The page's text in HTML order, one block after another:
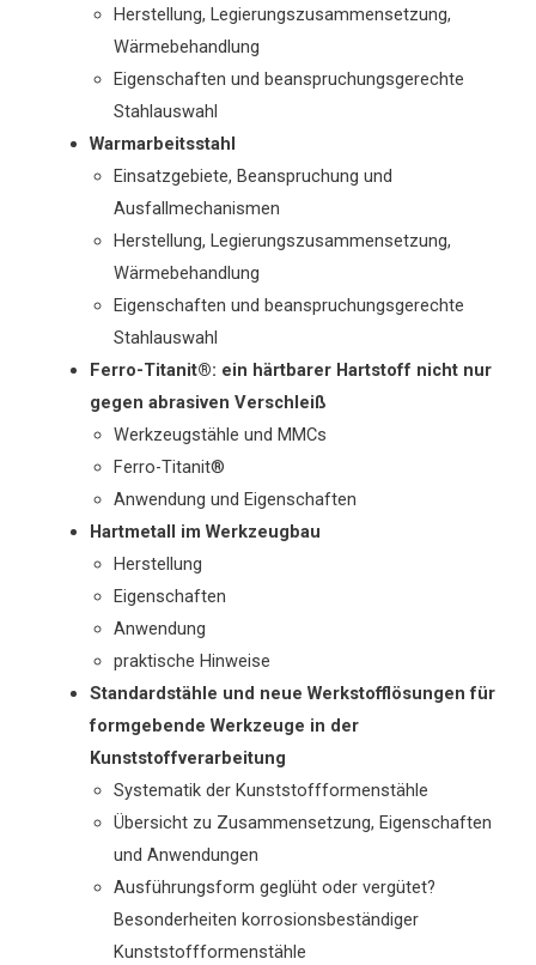
Herstellung, Legierungszusammensetzung,
Wärmebehandlung
Eigenschaften und beanspruchungsgerechte
Stahlauswahl
Warmarbeitsstahl
Einsatzgebiete, Beanspruchung und
Ausfallmechanismen
Herstellung, Legierungszusammensetzung,
Wärmebehandlung
Eigenschaften und beanspruchungsgerechte
Stahlauswahl
Ferro-Titanit®: ein härtbarer Hartstoff nicht nur
gegen abrasiven Verschleiß
Werkzeugstähle und MMCs
Ferro-Titanit®
Anwendung und Eigenschaften
Hartmetall im Werkzeugbau
Herstellung
Eigenschaften
Anwendung
praktische Hinweise
Standardstähle und neue Werkstofflösungen für
formgebende Werkzeuge in der
Kunststoffverarbeitung
Systematik der Kunststoffformenstähle
Übersicht zu Zusammensetzung, Eigenschaften
und Anwendungen
Ausführungsform geglüht oder vergütet?
Besonderheiten korrosionsbeständiger
Kunststoffformenstähle